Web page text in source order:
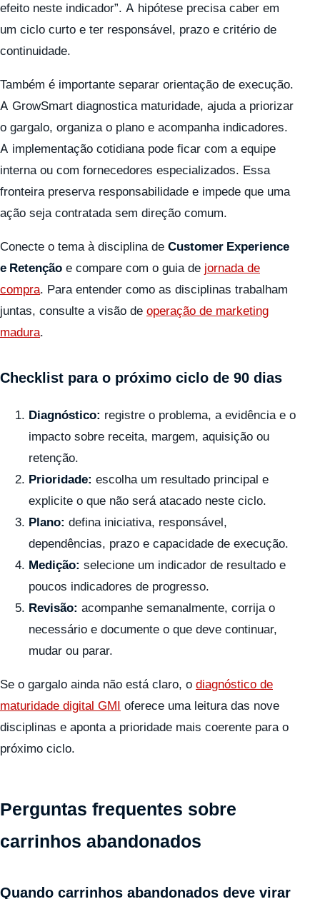
efeito neste indicador”. A hipótese precisa caber em
um ciclo curto e ter responsável, prazo e critério de
continuidade.
Também é importante separar orientação de execução.
A GrowSmart diagnostica maturidade, ajuda a priorizar
o gargalo, organiza o plano e acompanha indicadores.
A implementação cotidiana pode ficar com a equipe
interna ou com fornecedores especializados. Essa
fronteira preserva responsabilidade e impede que uma
ação seja contratada sem direção comum.
Conecte o tema à disciplina de Customer Experience
e Retenção e compare com o guia de jornada de
compra. Para entender como as disciplinas trabalham
juntas, consulte a visão de operação de marketing
madura.
Checklist para o próximo ciclo de 90 dias
Diagnóstico: registre o problema, a evidência e o
impacto sobre receita, margem, aquisição ou
retenção.
Prioridade: escolha um resultado principal e
explicite o que não será atacado neste ciclo.
Plano: defina iniciativa, responsável,
dependências, prazo e capacidade de execução.
Medição: selecione um indicador de resultado e
poucos indicadores de progresso.
Revisão: acompanhe semanalmente, corrija o
necessário e documente o que deve continuar,
mudar ou parar.
Se o gargalo ainda não está claro, o diagnóstico de
maturidade digital GMI oferece uma leitura das nove
disciplinas e aponta a prioridade mais coerente para o
próximo ciclo.
Perguntas frequentes sobre
carrinhos abandonados
Quando carrinhos abandonados deve virar